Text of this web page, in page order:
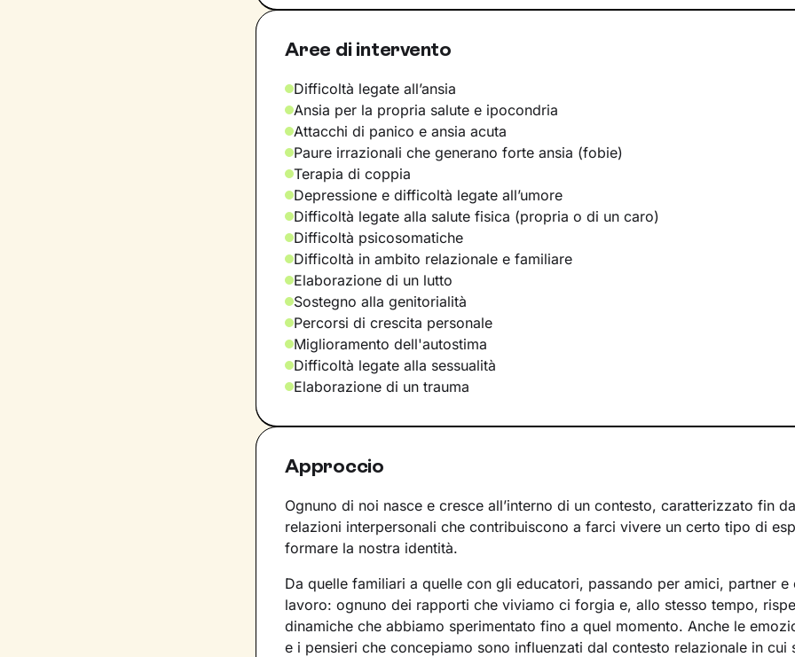
Aree di intervento
Difficoltà legate all’ansia
Ansia per la propria salute e ipocondria
Attacchi di panico e ansia acuta
Paure irrazionali che generano forte ansia (fobie)
Terapia di coppia
Depressione e difficoltà legate all’umore
Difficoltà legate alla salute fisica (propria o di un caro)
Difficoltà psicosomatiche
Difficoltà in ambito relazionale e familiare
Elaborazione di un lutto
Sostegno alla genitorialità
Percorsi di crescita personale
Miglioramento dell'autostima
Difficoltà legate alla sessualità
Elaborazione di un trauma
Approccio
Ognuno di noi nasce e cresce all’interno di un contesto, caratterizzato fin
relazioni interpersonali che contribuiscono a farci vivere un certo tipo di
formare la nostra identità.
Da quelle familiari a quelle con gli educatori, passando per amici, partner e
lavoro: ognuno dei rapporti che viviamo ci forgia e, allo stesso tempo,
dinamiche che abbiamo sperimentato fino a quel momento. Anche le
e i pensieri che concepiamo sono influenzati dal contesto relazionale in cui